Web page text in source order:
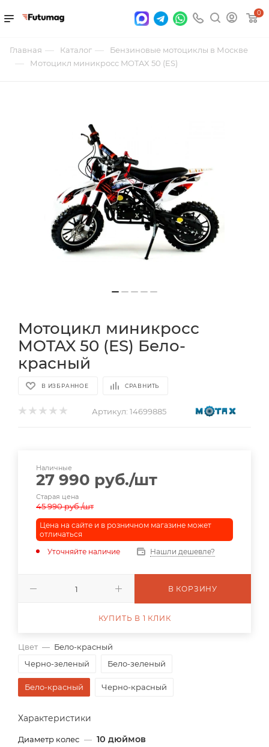
0
Главная — Каталог — Бензиновые мотоциклы в Москве
— Мотоцикл миникросс MOTAX 50 (ES)
Мотоцикл миникросс
MOTAX 50 (ES) Бело-
красный
В ИЗБРАННОЕ СРАВНИТЬ
Артикул: 14699885
Цвет — Бело-красный
Черно-зеленый
Бело-зеленый
Бело-красный Черно-красный
Характеристики
Диаметр колес — 10 дюймов
Наличные
27 990 руб./шт
Старая цена
45 990руб./шт
Цена на сайте и в розничном магазине может
отличаться
Уточняйте наличие
Нашли дешевле?
В КОРЗИНУ
КУПИТЬ В 1 КЛИК